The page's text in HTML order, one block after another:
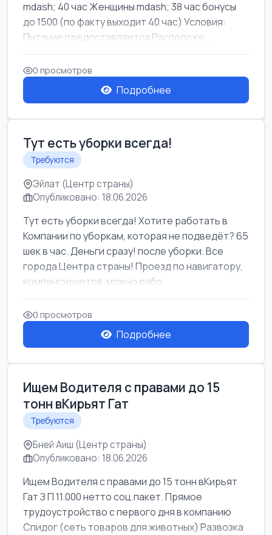
mdash; 40 час Женщины mdash; 38 час бонусы
до 1500 (по факту выходит 40 час) Условия:
Питание предоставляется Расположе...
0 просмотров
Подробнее
Тут есть уборки всегда!
Требуются
Эйлат (Центр страны)
Опубликовано: 18.06.2026
Тут есть уборки всегда! Хотите работать в
Компании по уборкам, которая не подведёт? 65
шек в час. Деньги сразу! после уборки. Все
города Центра страны! Проезд по навигатору,
компенсируется. можно рабо...
0 просмотров
Подробнее
Ищем Водителя с правами до 15
тонн вКирьят Гат
Требуются
Бней Аиш (Центр страны)
Опубликовано: 18.06.2026
Ищем Водителя с правами до 15 тонн вКирьят
Гат З П 11.000 нетто соц.пакет. Прямое
трудоустройство с первого дня в компанию
Спидог (сеть товаров для животных) Развозка